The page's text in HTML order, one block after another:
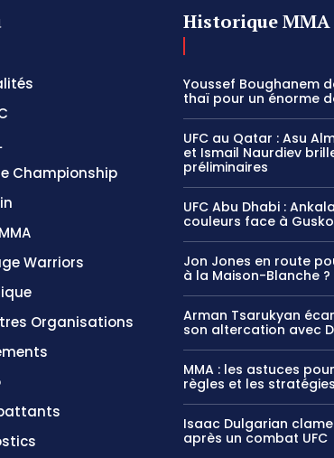
Championship
Warriors
Organisations
Historique MMA
Youssef Boughanem
thaï pour un énorme
UFC au Qatar : Asu
et Ismail Naurdiev
préliminaires
UFC Abu Dhabi :
couleurs face à
Jon Jones en route
à la Maison-Blanche ?
Arman Tsarukyan
son altercation avec
MMA : les astuces
règles et les
Isaac Dulgarian
après un combat UFC